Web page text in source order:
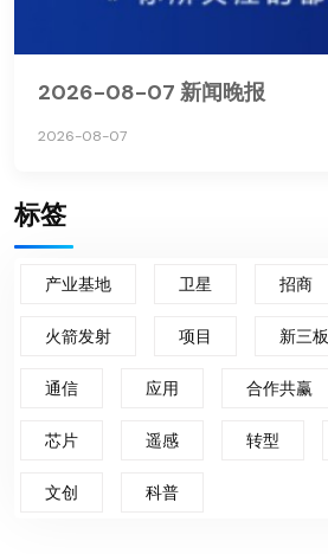
2026-08-07 新闻晚报
2026-08-07
标签
产业基地 卫星 招商
火箭发射 项目 新三板
通信 应用 合作共赢
芯片 遥感 转型
文创 科普